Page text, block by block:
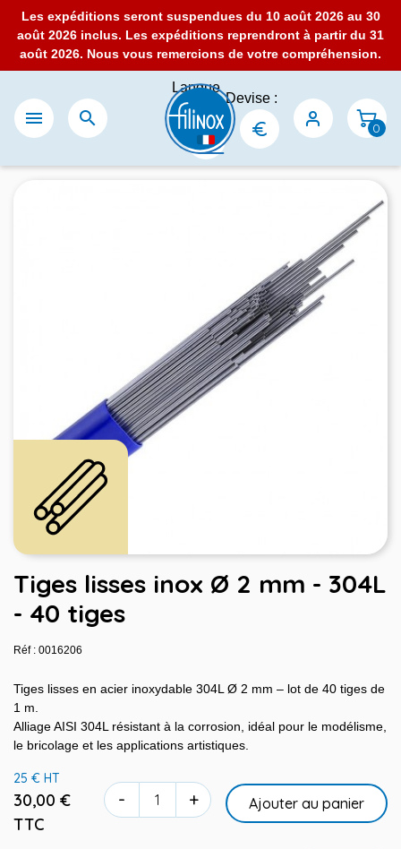
Les expéditions seront suspendues du 10 août 2026 au 30
août 2026 inclus. Les expéditions reprendront à partir du 31
août 2026. Nous vous remercions de votre compréhension.
 
Langue
:
Devise :
0
Tiges lisses inox Ø 2 mm - 304L
- 40 tiges
Réf : 0016206
Tiges lisses en acier inoxydable 304L Ø 2 mm – lot de 40 tiges de
1 m.
Alliage AISI 304L résistant à la corrosion, idéal pour le modélisme,
le bricolage et les applications artistiques.
25 € HT
30,00 €
TTC
- + Ajouter au panier